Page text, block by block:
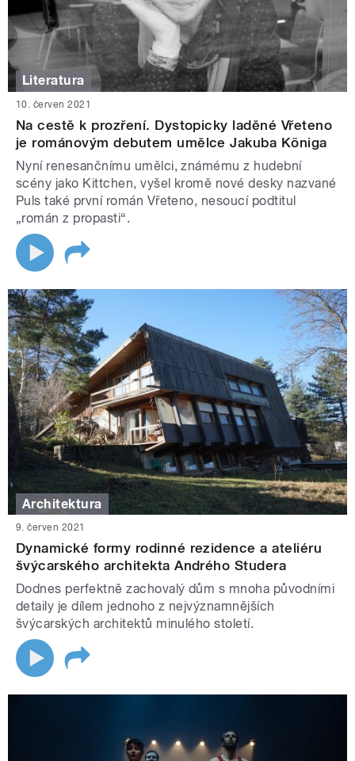
Literatura
10. červen 2021
Na cestě k prozření. Dystopicky laděné Vřeteno
je románovým debutem umělce Jakuba Königa
Nyní renesančnímu umělci, známému z hudební
scény jako Kittchen, vyšel kromě nové desky nazvané
Puls také první román Vřeteno, nesoucí podtitul
„román z propasti“.
Architektura
9. červen 2021
Dynamické formy rodinné rezidence a ateliéru
švýcarského architekta Andrého Studera
Dodnes perfektně zachovalý dům s mnoha původními
detaily je dílem jednoho z nejvýznamnějších
švýcarských architektů minulého století.